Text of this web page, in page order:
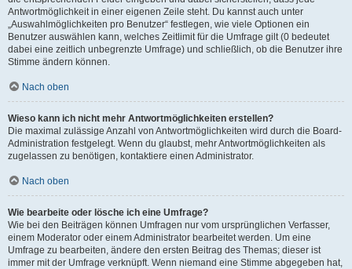
Antwortmöglichkeit in einer eigenen Zeile steht. Du kannst auch unter
„Auswahlmöglichkeiten pro Benutzer“ festlegen, wie viele Optionen ein
Benutzer auswählen kann, welches Zeitlimit für die Umfrage gilt (0 bedeutet
dabei eine zeitlich unbegrenzte Umfrage) und schließlich, ob die Benutzer ihre
Stimme ändern können.
Nach oben
Wieso kann ich nicht mehr Antwortmöglichkeiten erstellen?
Die maximal zulässige Anzahl von Antwortmöglichkeiten wird durch die Board-
Administration festgelegt. Wenn du glaubst, mehr Antwortmöglichkeiten als
zugelassen zu benötigen, kontaktiere einen Administrator.
Nach oben
Wie bearbeite oder lösche ich eine Umfrage?
Wie bei den Beiträgen können Umfragen nur vom ursprünglichen Verfasser,
einem Moderator oder einem Administrator bearbeitet werden. Um eine
Umfrage zu bearbeiten, ändere den ersten Beitrag des Themas; dieser ist
immer mit der Umfrage verknüpft. Wenn niemand eine Stimme abgegeben hat,